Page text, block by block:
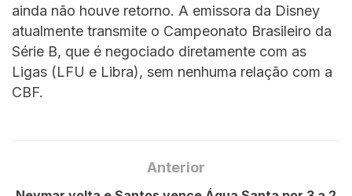
ainda não houve retorno. A emissora da Disney
atualmente transmite o Campeonato Brasileiro da
Série B, que é negociado diretamente com as
Ligas (LFU e Libra), sem nenhuma relação com a
CBF.
Anterior